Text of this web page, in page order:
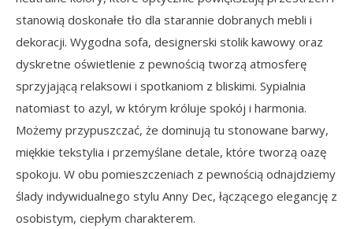
stanowią doskonałe tło dla starannie dobranych mebli i
dekoracji. Wygodna sofa, designerski stolik kawowy oraz
dyskretne oświetlenie z pewnością tworzą atmosferę
sprzyjającą relaksowi i spotkaniom z bliskimi. Sypialnia
natomiast to azyl, w którym króluje spokój i harmonia.
Możemy przypuszczać, że dominują tu stonowane barwy,
miękkie tekstylia i przemyślane detale, które tworzą oazę
spokoju. W obu pomieszczeniach z pewnością odnajdziemy
ślady indywidualnego stylu Anny Dec, łączącego elegancję z
osobistym, ciepłym charakterem.